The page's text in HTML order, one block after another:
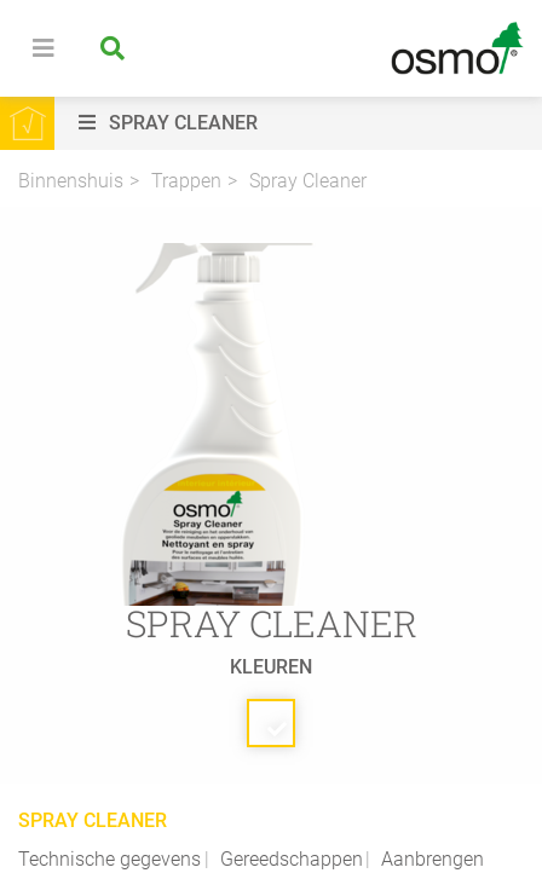
SPRAY CLEANER
Binnenshuis Trappen Spray Cleaner
SPRAY CLEANER
KLEUREN
SPRAY CLEANER
Technische gegevens
Gereedschappen
Aanbrengen